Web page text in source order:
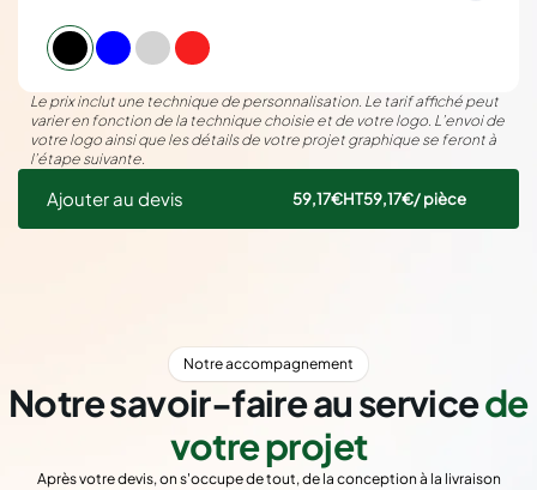
Le prix inclut une technique de personnalisation. Le tarif affiché peut
varier en fonction de la technique choisie et de votre logo. L’envoi de
votre logo ainsi que les détails de votre projet graphique se feront à
l’étape suivante.
Ajouter au devis 59,17€HT59,17€/ pièce
Notre accompagnement
Notre savoir-faire au servicede
votre projet
Après votre devis, on s'occupe de tout, de la conception à la livraison